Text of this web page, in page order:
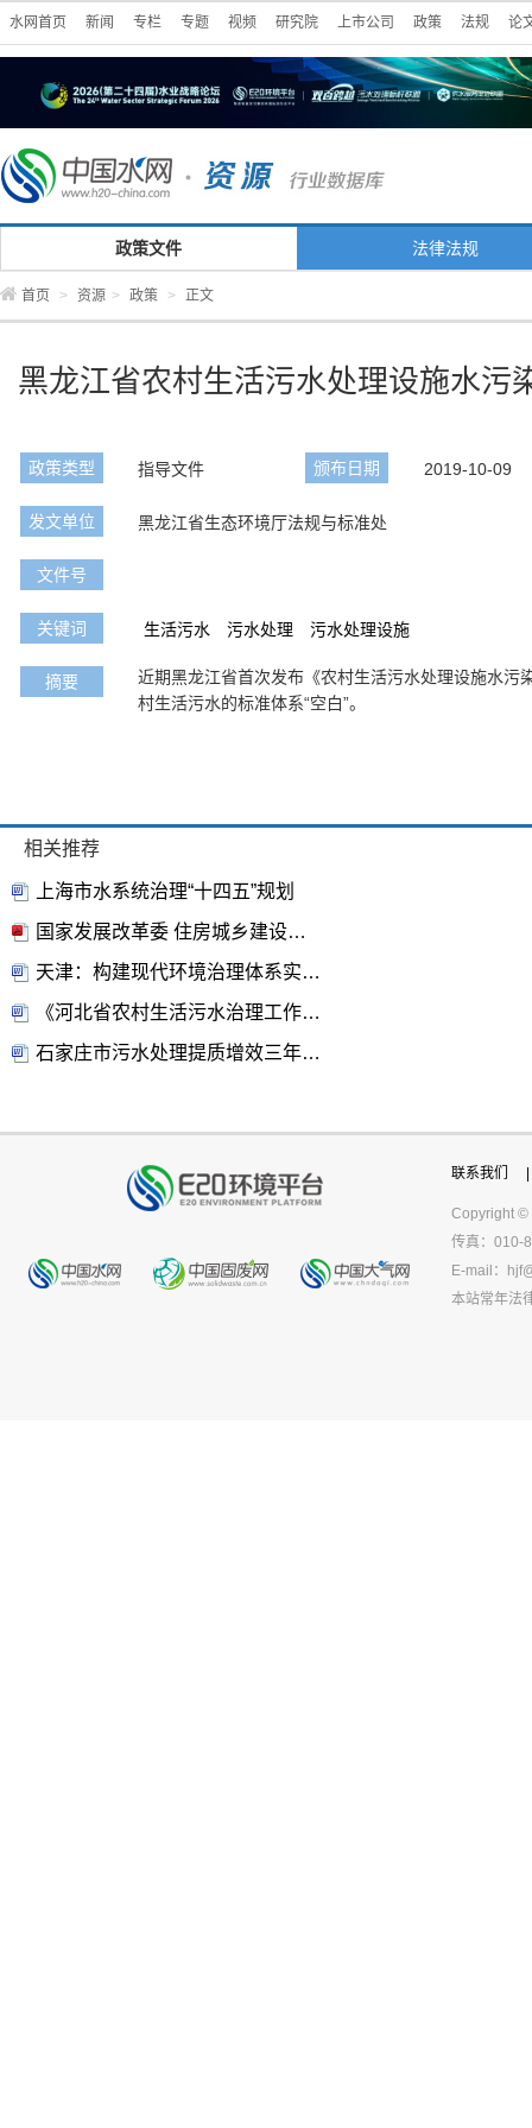
水网首页 新闻 专栏 专题 视频 研究院 上市公司 政策 法规 论
政策文件 法律法规
首页 > 资源 > 政策 > 正文
黑龙江省农村生活污水处理设施水污
政策类型 指导文件 颁布日期 2019-10-09
发文单位 黑龙江省生态环境厅法规与标准处
文件号
关键词 生活污水 污水处理 污水处理设施
摘要
近期黑龙江省首次发布《农村生活污水处理设施水污
村生活污水的标准体系“空白”。
相关推荐
上海市水系统治理“十四五”规划
国家发展改革委 住房城乡建设部关于印发 《“十四五”城镇污水处理及资源化利用 发展规划》的通知
天津：构建现代环境治理体系实施意见
《河北省农村生活污水治理工作方案 （2021-2025年）》
石家庄市污水处理提质增效三年行动方案(2019-2021年)
联系我们
Copyright ©
传真：010-
E-mail：
本站常年法